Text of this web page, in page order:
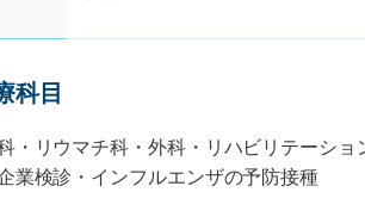
科目
・リウマチ科・外科・リハビリテーショ
業検診・インフルエンザの予防接種